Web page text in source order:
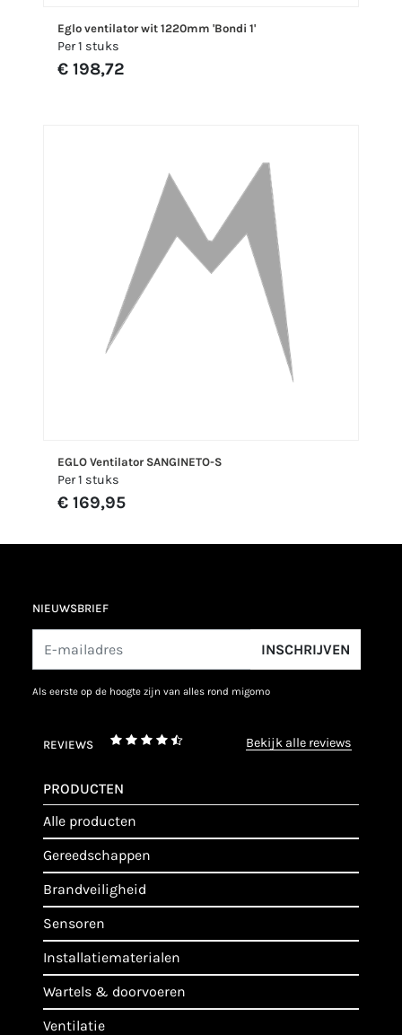
Eglo ventilator wit 1220mm 'Bondi 1'
Per 1 stuks
€ 198,72
EGLO Ventilator SANGINETO-S
Per 1 stuks
€ 169,95
NIEUWSBRIEF
INSCHRIJVEN
als eerste op de hoogte zijn van alles rond migomo
REVIEWS bekijk alle reviews
PRODUCTEN
alle producten
gereedschappen
brandveiligheid
sensoren
installatiematerialen
wartels & doorvoeren
ventilatie